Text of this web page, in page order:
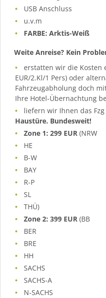
USB Anschluss
u.v.m
FARBE: Arktis-Weiß
Weite Anreise? Kein
erstatten wir die Kosten
EUR/2.Kl/1 Pers) oder
Fahrzeugabholung doch
Ihre Hotel-Übernachtung
liefern wir Ihnen das
Haustüre. Bundesweit!
Zone 1: 299 EUR (NRW
HE
B-W
BAY
R-P
SL
THÜ)
Zone 2: 399 EUR (BB
BER
BRE
HH
SACHS
SACHS-A
N-SACHS